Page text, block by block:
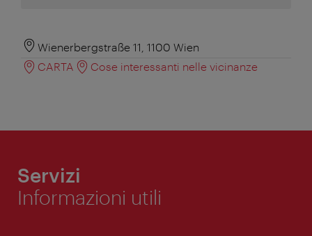
Wienerbergstraße 11, 1100 Wien
CARTA
Cose interessanti nelle vicinanze
Servizi
Informazioni utili